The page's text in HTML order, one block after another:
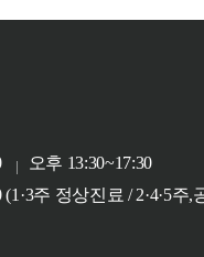
오후 13:30~17:30
(1·3주 정상진료 / 2·4·5주